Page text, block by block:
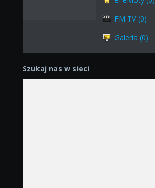
FM TV (0)
Galeria (0)
Szukaj nas w sieci